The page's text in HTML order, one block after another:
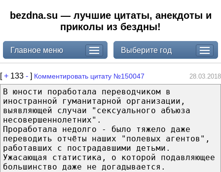
bezdna.su — лучшие цитаты, анекдоты и
приколы из бездны!
Главное меню Выберите год
[+ 133 - ] Комментировать цитату №150047 28.03.2018
В юности поработала переводчиком в
иностранной гуманитарной организации,
выявляющей случаи "сексуального абъюза
несовершеннолетних".
Проработала недолго - было тяжело даже
переводить отчёты наших "полевых агентов",
работавших с пострадавшими детьми.
Ужасающая статистика, о которой подавляющее
большинство даже не догадывается.